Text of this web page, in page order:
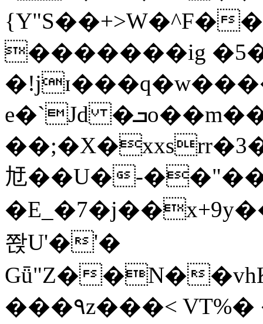
{Y"S��+>W�^F�
�������ig
e�`Jd �ܒo��m��1��d|
㝼��U�-
쫝U'�'�
Gǖ"Z��N�
���٩z���< VT%� �}z�XEu�<ं�Q!